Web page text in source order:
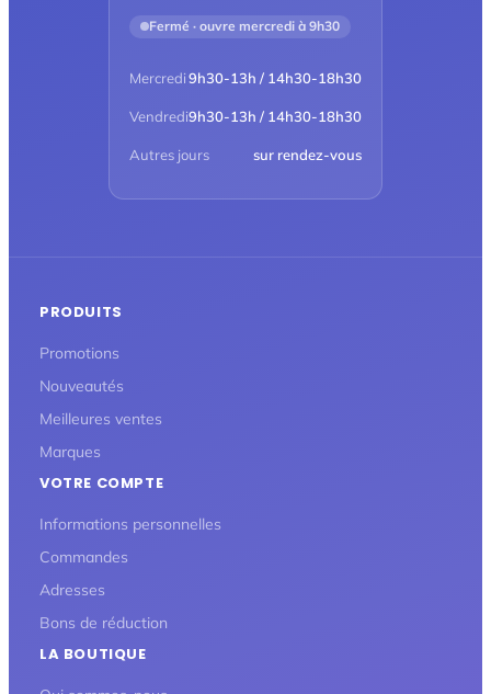
Fermé · ouvre mercredi à 9h30
Mercredi9h30-13h / 14h30-18h30
Vendredi9h30-13h / 14h30-18h30
Autres jours sur rendez-vous
PRODUITS
Promotions
Nouveautés
Meilleures ventes
Marques
VOTRE COMPTE
Informations personnelles
Commandes
Adresses
Bons de réduction
LA BOUTIQUE